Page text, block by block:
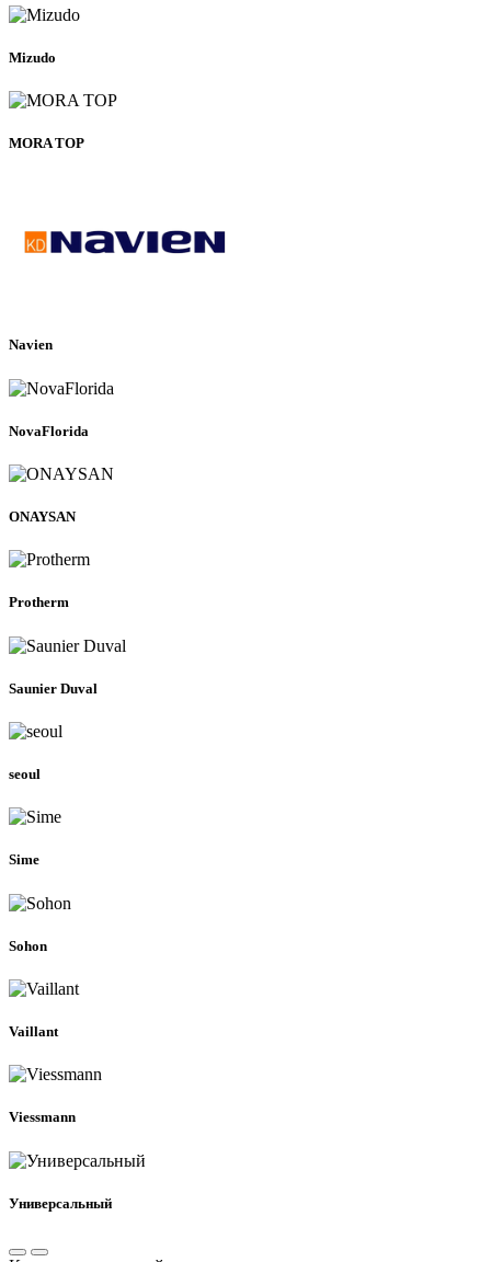
Mizudo
MORA TOP
Navien
NovaFlorida
ONAYSAN
Protherm
Saunier Duval
seoul
Sime
Sohon
Vaillant
Viessmann
Универсальный